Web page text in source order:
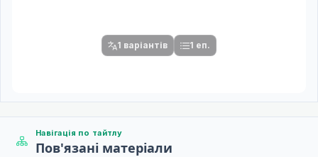
1 варіантів 1 еп.
Навігація по тайтлу
Пов'язані матеріали